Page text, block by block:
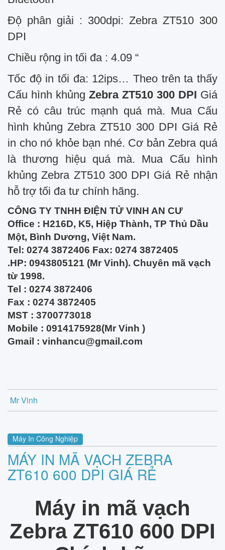
Độ phân giải : 300dpi: Zebra ZT510 300
DPI
Chiều rộng in tối đa : 4.09 “
Tốc độ in tối đa: 12ips… Theo trên ta thấy
Cấu hình khủng Zebra ZT510 300 DPI Giá
Rẻ có câu trúc mạnh quá mà. Mua Cấu
hình khủng Zebra ZT510 300 DPI Giá Rẻ
in cho nó khỏe bạn nhé. Cơ bản Zebra quá
là thương hiệu quá mà. Mua Cấu hình
khủng Zebra ZT510 300 DPI Giá Rẻ nhận
hỗ trợ tối đa tư chính hãng.
CÔNG TY TNHH ĐIỆN TỬ VINH AN CƯ
Office : H216D, K5, Hiệp Thành, TP Thủ Dầu
Một, Bình Dương, Việt Nam.
Tel: 0274 3872406 Fax: 0274 3872405
.HP: 0943805121 (Mr Vinh). Chuyên mã vạch
từ 1998.
Tel : 0274 3872406
Fax : 0274 3872405
MST : 3700773018
Mobile : 0914175928(Mr Vinh )
Gmail : vinhancu@gmail.com
Mr Vinh
Máy In Công Nghiệp
MÁY IN MÃ VẠCH ZEBRA
ZT610 600 DPI GIÁ RẺ
Máy in mã vạch
Zebra ZT610 600 DPI